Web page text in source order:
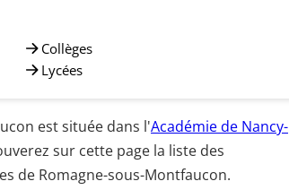
Collèges
Lycées
est située dans l'Académie de Nancy-
sur cette page la liste des
de Romagne-sous-Montfaucon.